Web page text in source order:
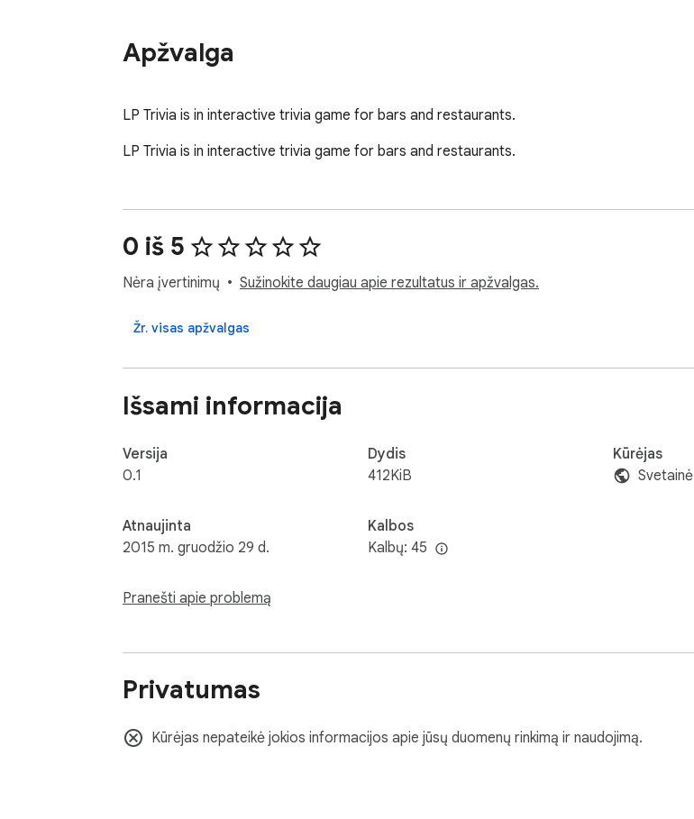
Apžvalga
LP Trivia is in interactive trivia game for bars and restaurants.
LP Trivia is in interactive trivia game for bars and restaurants.
0 iš 5
Nėra įvertinimų Sužinokite daugiau apie rezultatus ir apžvalgas.
Žr. visas apžvalgas
Išsami informacija
Versija
0.1
Atnaujinta
2015 m. gruodžio 29 d.
Pranešti apie problemą
Dydis
412KiB
Kalbos
Kalbų: 45
Kūrėjas
Svetainė
Privatumas
Kūrėjas nepateikė jokios informacijos apie jūsų duomenų rinkimą ir naudojimą.